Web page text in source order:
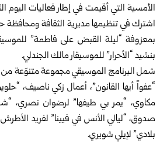
الأمسية التي أقيمت في إطار فعاليات اليوم
اشترك في تنظيمها مديرية الثقافة
بمعزوفة “ليلة القبض على فاطمة”
بنشيد “الأحرار” للموسيقار مالك الجندلي.
شمل البرنامج الموسيقي مجموعة متنوّعة من
“عفواً أيها القانون”، أعمال زكي ناصيف،
مكاوي، “يمر بي طيفها” لرضوان نصري،
صدوق، “ليالي الأنس في فيينا” لفريد
بلادي” لإيلي شويري.